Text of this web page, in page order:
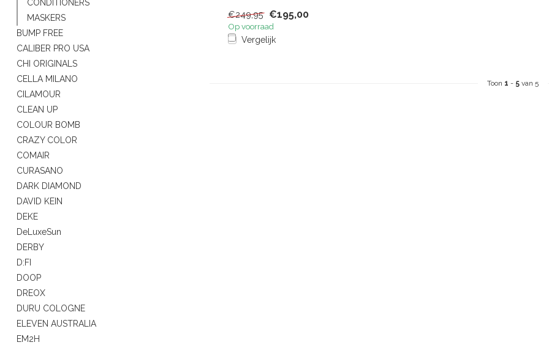
CONDITIONERS
MASKERS
BUMP FREE
CALIBER PRO USA
CHI ORIGINALS
CELLA MILANO
CILAMOUR
CLEAN UP
COLOUR BOMB
CRAZY COLOR
COMAIR
CURASANO
DARK DIAMOND
DAVID KEIN
DEKE
DeLuxeSun
DERBY
D:FI
DOOP
DREOX
DURU COLOGNE
ELEVEN AUSTRALIA
EM2H
stand ho...
€249,95 €195,00
Op voorraad
Vergelijk
Toon 1 - 5 van 5